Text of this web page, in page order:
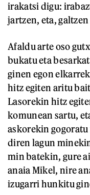
irakatsi digu:
jartzen, eta,
Afaldu arte oso
bukatu eta
ginen egon
hitz egiten aritu
Lasorekin hitz
komunean sartu,
askorekin
diren lagun
min batekin, gure
anaia Mikel, nire
izugarri hunkitu